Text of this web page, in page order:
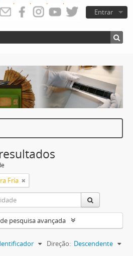
Entrar
Fría
pesquisa avançada
Direção: Descendente